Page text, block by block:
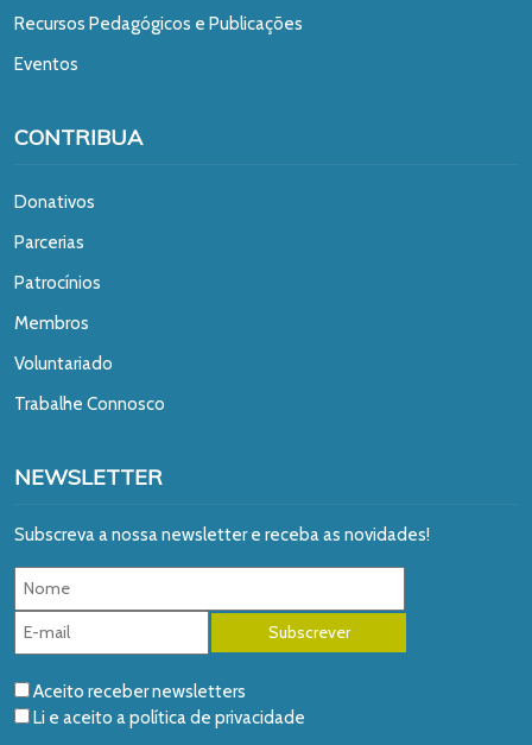
Recursos Pedagógicos e Publicações
Eventos
CONTRIBUA
Donativos
Parcerias
Patrocínios
Membros
Voluntariado
Trabalhe Connosco
NEWSLETTER
Subscreva a nossa newsletter e receba as novidades!
Aceito receber newsletters
Li e aceito apolítica de privacidade